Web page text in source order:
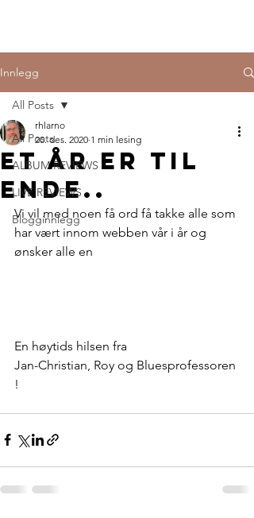
Innlegg
All Posts
ALBUM REVIEWS
LIVE REVIEWS
Blogginnlegg
All Posts
Et år er til
ende..
rhlarno
20. des. 2020 1 min lesing
Vi vil med noen få ord få takke alle som
har vært innom webben vår i år og
ønsker alle en
En høytids hilsen fra
Jan-Christian, Roy og Bluesprofessoren
!